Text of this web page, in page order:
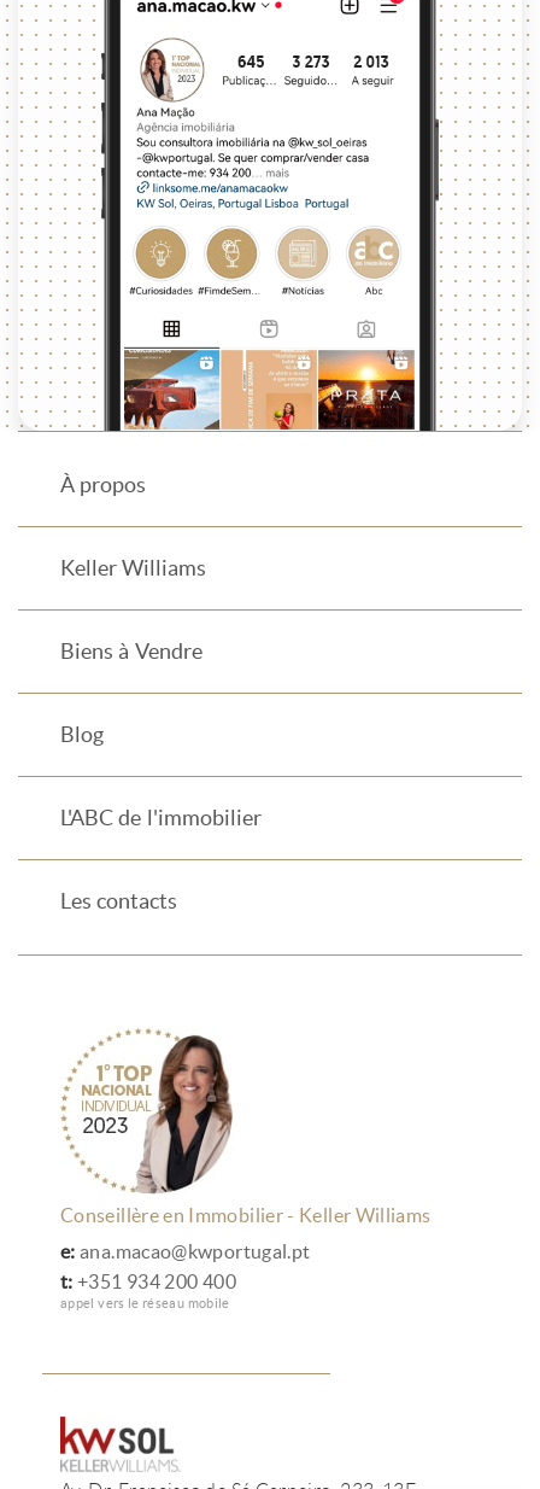
À propos
Keller Williams
Biens à Vendre
Blog
L'ABC de l'immobilier
Les contacts
Conseillère en Immobilier - Keller Williams
e: ana.macao@kwportugal.pt
t: +351 934 200 400
appel vers le réseau mobile